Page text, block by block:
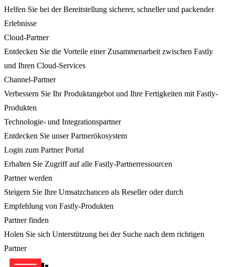
Helfen Sie bei der Bereitstellung sicherer, schneller und packender
Erlebnisse
Cloud-Partner
Entdecken Sie die Vorteile einer Zusammenarbeit zwischen Fastly
und Ihren Cloud-Services
Channel-Partner
Verbessern Sie Ihr Produktangebot und Ihre Fertigkeiten mit Fastly-
Produkten
Technologie- und Integrationspartner
Entdecken Sie unser Partnerökosystem
Login zum Partner Portal
Erhalten Sie Zugriff auf alle Fastly-Partnerressourcen
Partner werden
Steigern Sie Ihre Umsatzchancen als Reseller oder durch
Empfehlung von Fastly-Produkten
Partner finden
Holen Sie sich Unterstützung bei der Suche nach dem richtigen
Partner